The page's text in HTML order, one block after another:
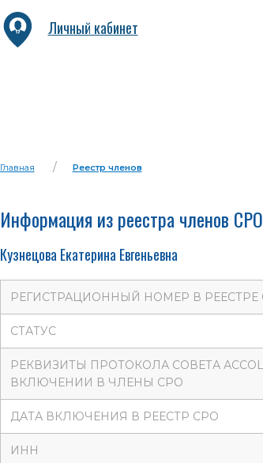
Личный кабинет
Главная Реестр членов
Информация из реестра членов СРО
Кузнецова Екатерина Евгеньевна
РЕГИСТРАЦИОННЫЙ НОМЕР В РЕЕСТРЕ
СТАТУС
РЕКВИЗИТЫ ПРОТОКОЛА СОВЕТА
ВКЛЮЧЕНИИ В ЧЛЕНЫ СРО
ДАТА ВКЛЮЧЕНИЯ В РЕЕСТР СРО
ИНН